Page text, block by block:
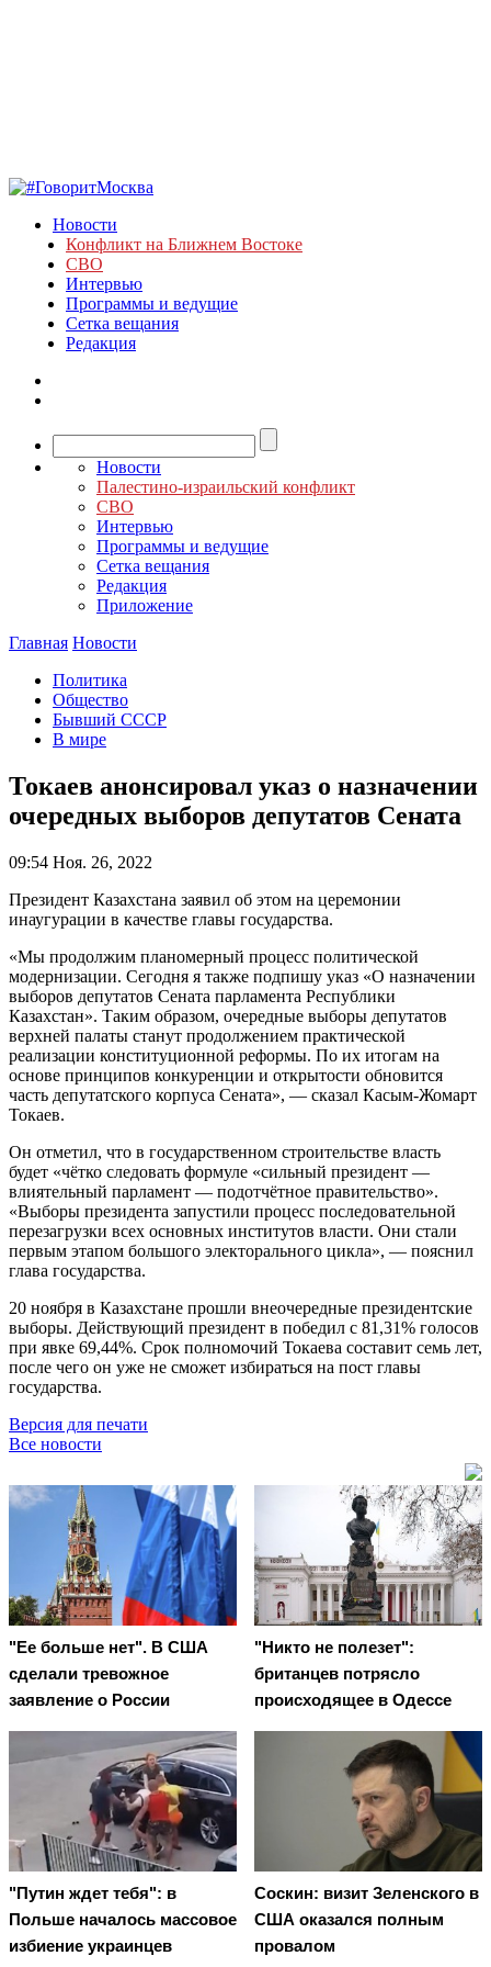
Новости
Конфликт на Ближнем Востоке
СВО
Интервью
Программы и ведущие
Сетка вещания
Редакция
Новости
Палестино-израильский конфликт
СВО
Интервью
Программы и ведущие
Сетка вещания
Редакция
Приложение
Главная Новости
Политика
Общество
Бывший СССР
В мире
Токаев анонсировал указ о назначении
очередных выборов депутатов Сената
09:54 Ноя. 26, 2022
Президент Казахстана заявил об этом на церемонии
инаугурации в качестве главы государства.
«Мы продолжим планомерный процесс политической
модернизации. Сегодня я также подпишу указ «О назначении
выборов депутатов Сената парламента Республики
Казахстан». Таким образом, очередные выборы депутатов
верхней палаты станут продолжением практической
реализации конституционной реформы. По их итогам на
основе принципов конкуренции и открытости обновится
часть депутатского корпуса Сената», — сказал Касым-Жомарт
Токаев.
Он отметил, что в государственном строительстве власть
будет «чётко следовать формуле «сильный президент —
влиятельный парламент — подотчётное правительство».
«Выборы президента запустили процесс последовательной
перезагрузки всех основных институтов власти. Они стали
первым этапом большого электорального цикла», — пояснил
глава государства.
20 ноября в Казахстане прошли внеочередные президентские
выборы. Действующий президент в победил с 81,31% голосов
при явке 69,44%. Срок полномочий Токаева составит семь лет,
после чего он уже не сможет избираться на пост главы
государства.
Версия для печати
Все новости
"Ее больше нет". В США
сделали тревожное
заявление о России
"Никто не полезет":
британцев потрясло
происходящее в Одессе
"Путин ждет тебя": в
Польше началось массовое
избиение украинцев
Соскин: визит Зеленского в
США оказался полным
провалом